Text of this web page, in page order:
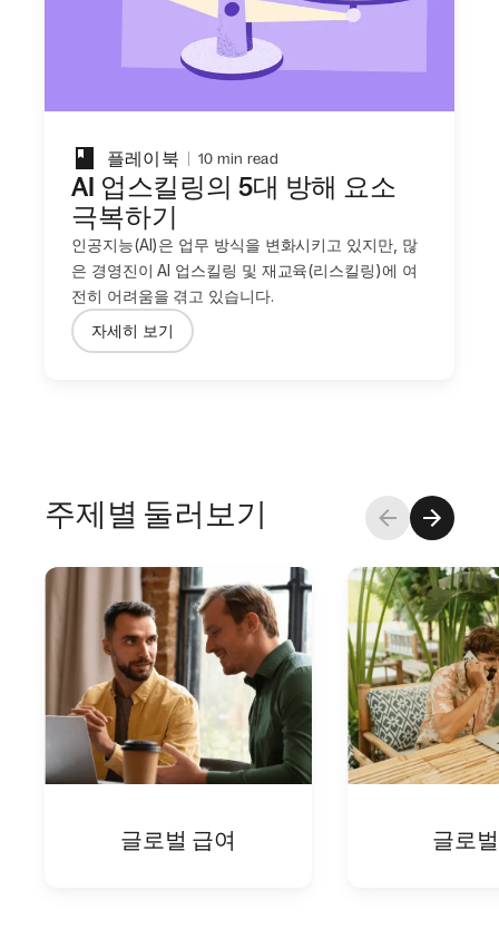
플레이북 10 min read
AI 업스킬링의 5대 방해 요소
극복하기
인공지능(AI)은 업무 방식을 변화시키고 있지만, 많
은 경영진이 AI 업스킬링 및 재교육(리스킬링)에 여
전히 어려움을 겪고 있습니다.
자세히 보기
주제별 둘러보기
글로벌 급여 글로